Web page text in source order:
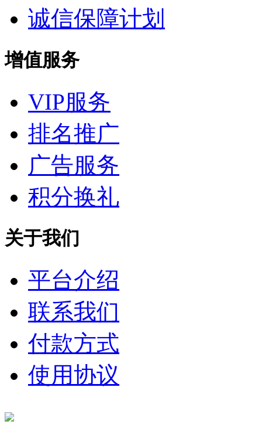
诚信保障计划
增值服务
VIP服务
排名推广
广告服务
积分换礼
关于我们
平台介绍
联系我们
付款方式
使用协议